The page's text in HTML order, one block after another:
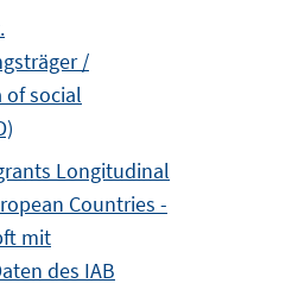
/
of social
Longitudinal
Countries -
mit
des IAB